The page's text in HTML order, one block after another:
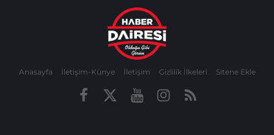
Anasayfa İletişim-Künye İletişim Gizlilik İlkeleri Sitene Ekle